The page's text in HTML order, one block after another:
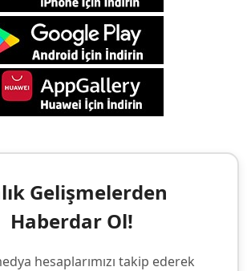
Gelişmelerden
Haberdar Ol!
hesaplarımızı takip ederek